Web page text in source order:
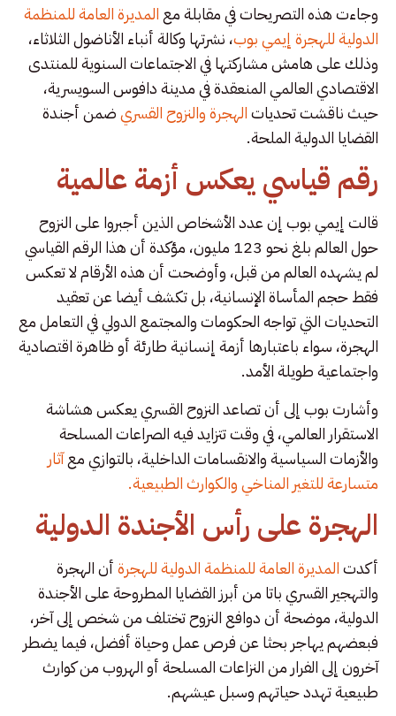
وجاءت هذه التصريحات في مقابلة مع المديرة العامة للمنظمة
الدولية للهجرة إيمي بوب، نشرتها وكالة أنباء الأناضول الثلاثاء،
وذلك على هامش مشاركتها في الاجتماعات السنوية للمنتدى
الاقتصادي العالمي المنعقدة في مدينة دافوس السويسرية،
حيث ناقشت تحدياتالهجرة والنزوح القسريضمن أجندة
القضايا الدولية الملحة.
رقم قياسي يعكس أزمة عالمية
قالت إيمي بوب إن عدد الأشخاص الذين أجبروا على النزوح
حول العالم بلغ نحو 123 مليون، مؤكدة أن هذا الرقم القياسي
لم يشهده العالم من قبل، وأوضحت أن هذه الأرقام لا تعكس
فقط حجم المأساة الإنسانية، بل تكشف أيضا عن تعقيد
التحديات التي تواجه الحكومات والمجتمع الدولي في التعامل مع
الهجرة، سواء باعتبارها أزمة إنسانية طارئة أو ظاهرة اقتصادية
واجتماعية طويلة الأمد.
وأشارت بوب إلى أن تصاعد النزوح القسري يعكس هشاشة
الاستقرار العالمي، في وقت تتزايد فيه الصراعات المسلحة
والأزمات السياسية والانقسامات الداخلية، بالتوازي معآثار
متسارعة للتغير المناخي والكوارث الطبيعية.
الهجرة على رأس الأجندة الدولية
أكدتالمديرة العامة للمنظمة الدولية للهجرةأن الهجرة
والتهجير القسري باتا من أبرز القضايا المطروحة على الأجندة
الدولية، موضحة أن دوافع النزوح تختلف من شخص إلى آخر،
فبعضهم يهاجر بحثا عن فرص عمل وحياة أفضل، فيما يضطر
آخرون إلى الفرار من النزاعات المسلحة أو الهروب من كوارث
طبيعية تهدد حياتهم وسبل عيشهم.